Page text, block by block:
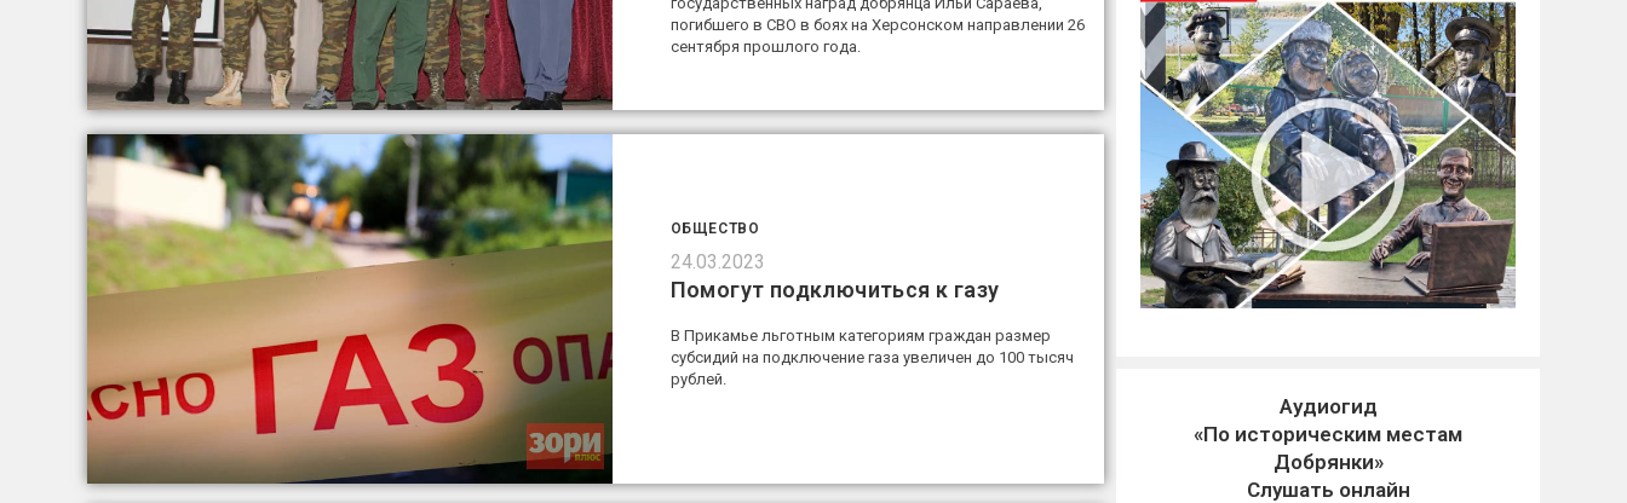
погибшего в СВО в боях на Херсонском направлении 26
сентября прошлого года.
ОБЩЕСТВО
24.03.2023
Помогут подключиться к газу
В Прикамье льготным категориям граждан размер
субсидий на подключение газа увеличен до 100 тысяч
рублей.
Аудиогид
«По историческим местам
Добрянки»
Слушать онлайн